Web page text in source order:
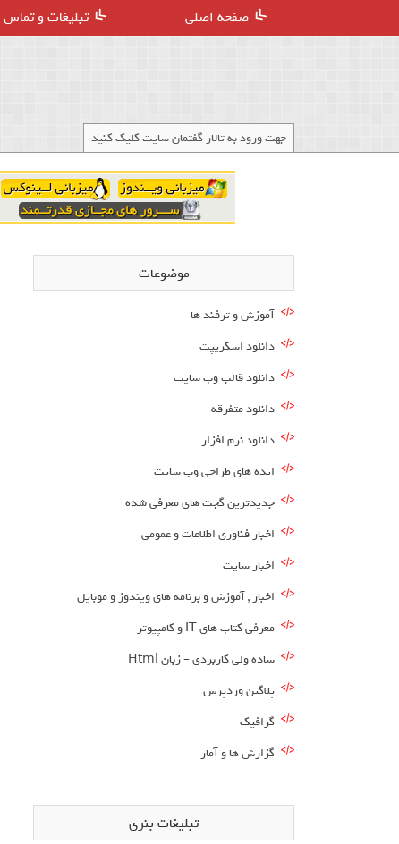
صفحه اصلی تبلیغات و تماس
جهت ورود به تالار گفتمان سایت کلیک کنید
موضوعات
آموزش و ترفند ها
دانلود اسکریپت
دانلود قالب وب سایت
دانلود متفرقه
دانلود نرم افزار
ایده های طراحی وب سایت
جدیدترین گجت های معرفی شده
اخبار فناوری اطلاعات و عمومی
اخبار سایت
اخبار , آموزش و برنامه های ویندوز و موبایل
معرفی کتاب های IT و کامپیوتر
ساده ولی کاربردی – زبان Html
پلاگین وردپرس
گرافیک
گزارش ها و آمار
تبلیغات بنری